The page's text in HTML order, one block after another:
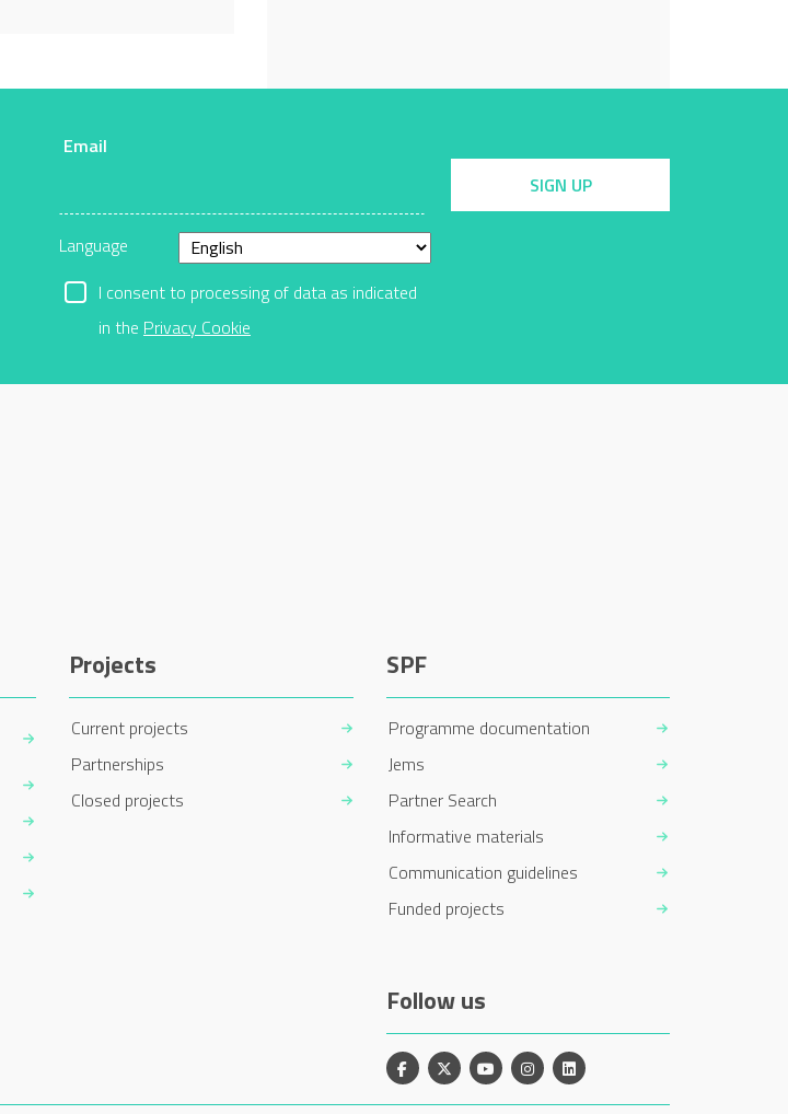
Email
Language
I consent to processing of data as indicated
in the Privacy Cookie
SIGN UP
Projects
Current projects
Partnerships
Closed projects
SPF
Programme documentation
Jems
Partner Search
Informative materials
Communication guidelines
Funded projects
Follow us
Facebook
X YouTubeInstagramLinkedin